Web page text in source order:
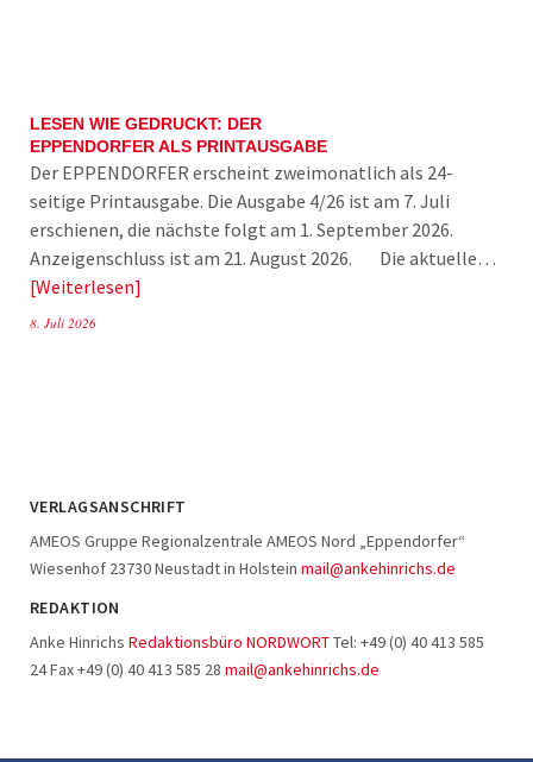
LESEN WIE GEDRUCKT: DER
EPPENDORFER ALS PRINTAUSGABE
Der EPPENDORFER erscheint zweimonatlich als 24-
seitige Printausgabe. Die Ausgabe 4/26 ist am 7. Juli
erschienen, die nächste folgt am 1. September 2026.
Anzeigenschluss ist am 21. August 2026. Die aktuelle…
Weiterlesen
8. Juli 2026
VERLAGSANSCHRIFT
AMEOS Gruppe Regionalzentrale AMEOS Nord „Eppendorfer“
Wiesenhof 23730 Neustadt in Holstein mail@ankehinrichs.de
REDAKTION
Anke Hinrichs Redaktionsbüro NORDWORTTel: +49 (0) 40 413 585
24 Fax +49 (0) 40 413 585 28 mail@ankehinrichs.de